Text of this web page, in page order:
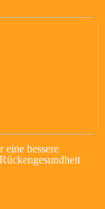
eine bessere